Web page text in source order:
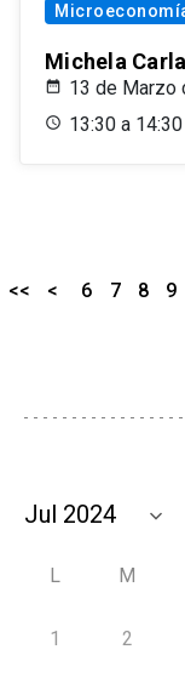
Michela
13 de Marzo
13:30 a 14:30
<< < 6 7 8 9
L M
1 2